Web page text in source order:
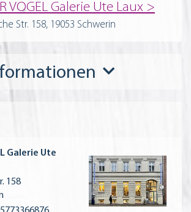
VOGEL Galerie Ute Laux
Str. 158, 19053 Schwerin
Galerie Ute
158